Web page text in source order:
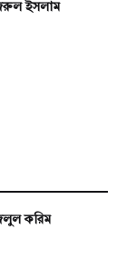
ইসলাম
করিম